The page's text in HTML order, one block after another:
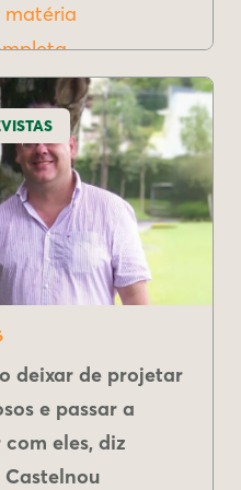
matéria
deixar de projetar
e passar a
eles, diz